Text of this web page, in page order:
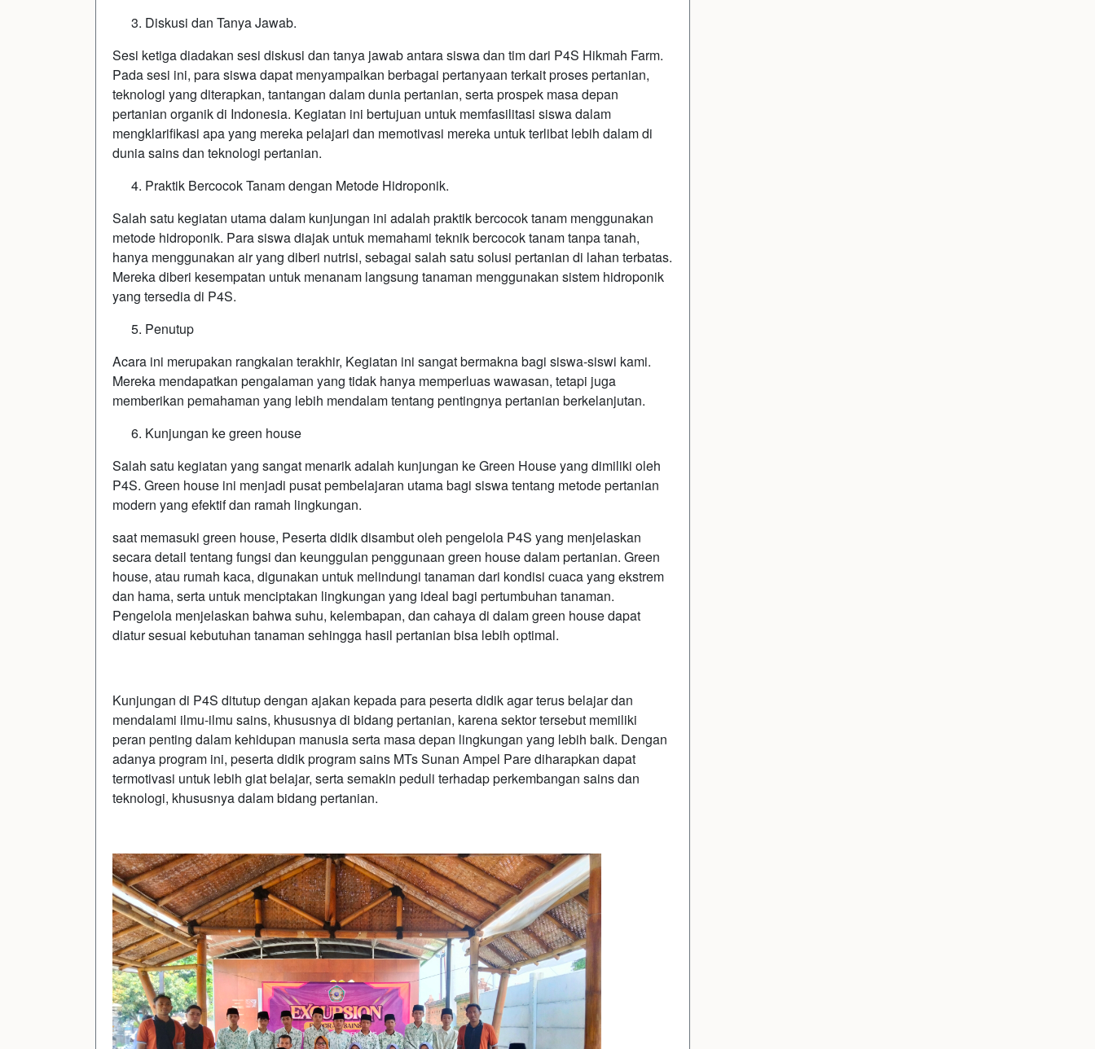
Diskusi dan Tanya Jawab.
Sesi ketiga diadakan sesi diskusi dan tanya jawab antara siswa dan tim dari P4S Hikmah Farm.
Pada sesi ini, para siswa dapat menyampaikan berbagai pertanyaan terkait proses pertanian,
teknologi yang diterapkan, tantangan dalam dunia pertanian, serta prospek masa depan
pertanian organik di Indonesia. Kegiatan ini bertujuan untuk memfasilitasi siswa dalam
mengklarifikasi apa yang mereka pelajari dan memotivasi mereka untuk terlibat lebih dalam di
dunia sains dan teknologi pertanian.
Praktik Bercocok Tanam dengan Metode Hidroponik.
Salah satu kegiatan utama dalam kunjungan ini adalah praktik bercocok tanam menggunakan
metode hidroponik. Para siswa diajak untuk memahami teknik bercocok tanam tanpa tanah,
hanya menggunakan air yang diberi nutrisi, sebagai salah satu solusi pertanian di lahan terbatas.
Mereka diberi kesempatan untuk menanam langsung tanaman menggunakan sistem hidroponik
yang tersedia di P4S.
Penutup
Acara ini merupakan rangkaian terakhir, Kegiatan ini sangat bermakna bagi siswa-siswi kami.
Mereka mendapatkan pengalaman yang tidak hanya memperluas wawasan, tetapi juga
memberikan pemahaman yang lebih mendalam tentang pentingnya pertanian berkelanjutan.
Kunjungan ke green house
Salah satu kegiatan yang sangat menarik adalah kunjungan ke Green House yang dimiliki oleh
P4S. Green house ini menjadi pusat pembelajaran utama bagi siswa tentang metode pertanian
modern yang efektif dan ramah lingkungan.
saat memasuki green house, Peserta didik disambut oleh pengelola P4S yang menjelaskan
secara detail tentang fungsi dan keunggulan penggunaan green house dalam pertanian. Green
house, atau rumah kaca, digunakan untuk melindungi tanaman dari kondisi cuaca yang ekstrem
dan hama, serta untuk menciptakan lingkungan yang ideal bagi pertumbuhan tanaman.
Pengelola menjelaskan bahwa suhu, kelembapan, dan cahaya di dalam green house dapat
diatur sesuai kebutuhan tanaman sehingga hasil pertanian bisa lebih optimal.
Kunjungan di P4S ditutup dengan ajakan kepada para peserta didik agar terus belajar dan
mendalami ilmu-ilmu sains, khususnya di bidang pertanian, karena sektor tersebut memiliki
peran penting dalam kehidupan manusia serta masa depan lingkungan yang lebih baik. Dengan
adanya program ini, peserta didik program sains MTs Sunan Ampel Pare diharapkan dapat
termotivasi untuk lebih giat belajar, serta semakin peduli terhadap perkembangan sains dan
teknologi, khususnya dalam bidang pertanian.